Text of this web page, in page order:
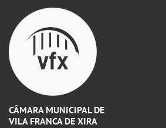
CÂMARA MUNICIPAL DE
VILA FRANCA DE XIRA